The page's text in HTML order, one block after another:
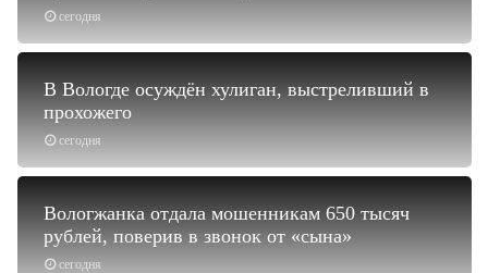
сегодня
сегодня
В Вологде осуждён хулиган, выстреливший в
прохожего
сегодня
Вологжанка отдала мошенникам 650 тысяч
рублей, поверив в звонок от «сына»